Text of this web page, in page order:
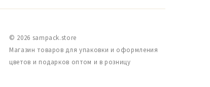
© 2026 sampack.store
Магазин товаров для упаковки и оформления
цветов и подарков оптом и в розницу